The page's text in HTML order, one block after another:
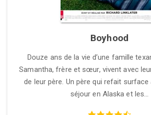
Boyhood
Douze ans de la vie d’une famille
Samantha, frère et sœur, vivent avec
de leur père. Un père qui refait surface
séjour en Alaska et les…